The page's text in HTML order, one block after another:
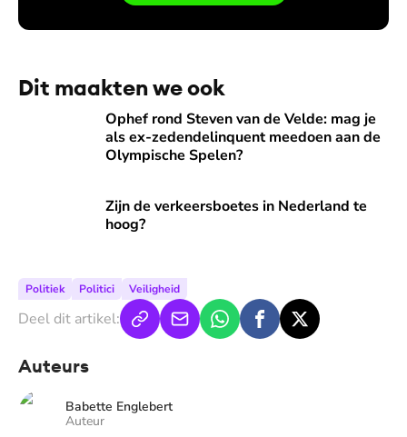
Dit maakten we ook
Ophef rond Steven van de Velde: mag je
als ex-ze­den­de­lin­quent meedoen aan de
Olympische Spelen?
Ophef rond Steven van de Velde: mag je als ex-
Zijn de verkeersboetes in Nederland te
hoog?
Zijn de verkeersboetes in Nederland te hoog?
Politiek Politici Veiligheid
Deel dit artikel:
Auteurs
Babette Englebert
Auteur